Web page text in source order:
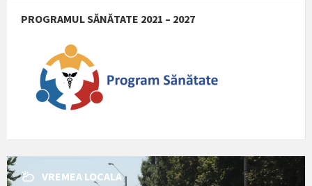
PROGRAMUL SĂNĂTATE 2021 – 2027
VREMEA LOCALA